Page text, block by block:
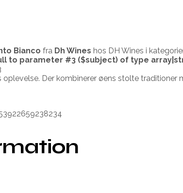
Bianco fra Dh Wines hos DH Wines i
to parameter #3 ($subject) of type
oplevelse. Der kombinerer øens stolte